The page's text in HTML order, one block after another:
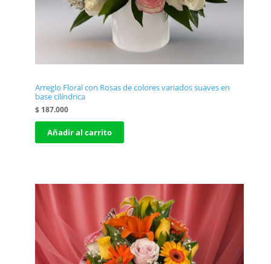
Arreglo Floral con Rosas de colores variados suaves en
base cilíndrica
$187.000
Añadir al carrito